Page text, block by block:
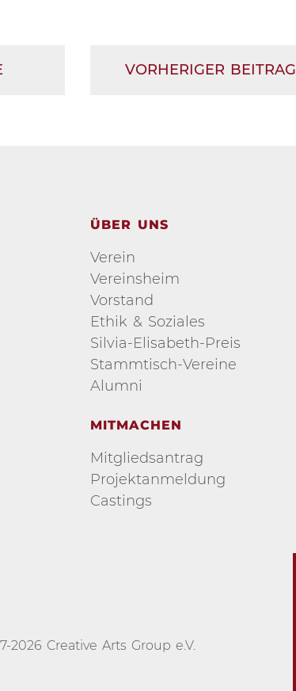
VORHERIGER BEITRAG
ÜBER UNS
Verein
Vereinsheim
Vorstand
Ethik & Soziales
Silvia-Elisabeth-Preis
Stammtisch-Vereine
Alumni
MITMACHEN
Mitgliedsantrag
Projektanmeldung
Castings
2026 Creative Arts Group e.V.